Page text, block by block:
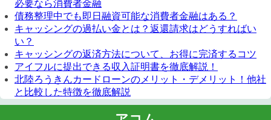
必要なら消費者金融
債務整理中でも即日融資可能な消費者金融はある？
キャッシングの過払い金とは？返還請求はどうすればい
い？
キャッシングの返済方法について、お得に完済するコツ
アイフルに提出できる収入証明書を徹底解説！
北陸ろうきんカードローンのメリット・デメリット！他社
と比較した特徴を徹底解説